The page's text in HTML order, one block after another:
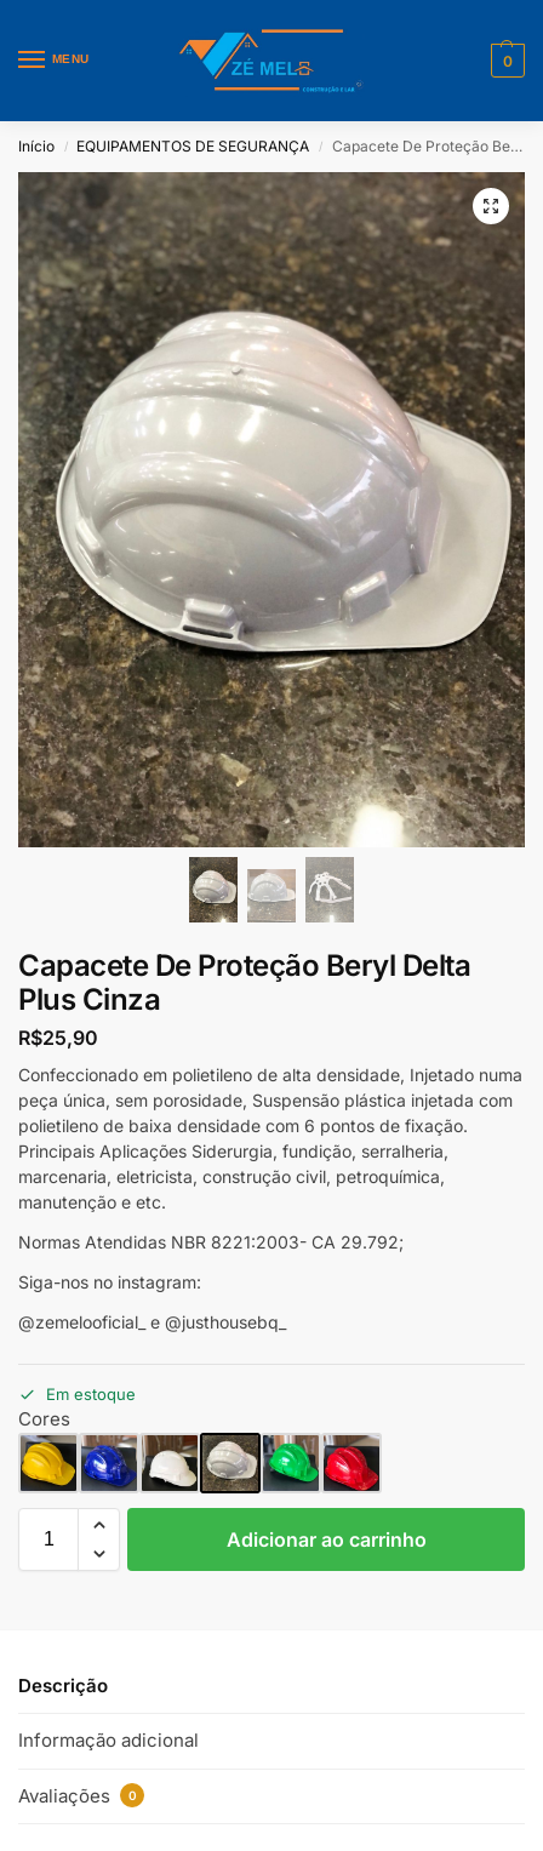
MENU 0
Início / EQUIPAMENTOS DE SEGURANÇA / Capacete De Proteção Beryl Delta Plus Cinza
Capacete De Proteção Beryl Delta
Plus Cinza
R$25,90
Confeccionado em polietileno de alta densidade, Injetado numa
peça única, sem porosidade, Suspensão plástica injetada com
polietileno de baixa densidade com 6 pontos de fixação.
Principais Aplicações Siderurgia, fundição, serralheria,
marcenaria, eletricista, construção civil, petroquímica,
manutenção e etc.
Normas Atendidas NBR 8221:2003- CA 29.792;
Siga-nos no instagram:
@zemelooficial_ e @justhousebq_
Em estoque
Cores
Adicionar ao carrinho
Descrição
Informação adicional
Avaliações 0